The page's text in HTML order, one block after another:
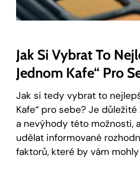
Jak Si Vybrat To
Jednom Kafe“ Pro
Jak‌ si tedy vybrat to
‍Kafe“ pro⁣ sebe? Je
a nevýhody této možnosti,
udělat informované
faktorů, které​ by vám⁤